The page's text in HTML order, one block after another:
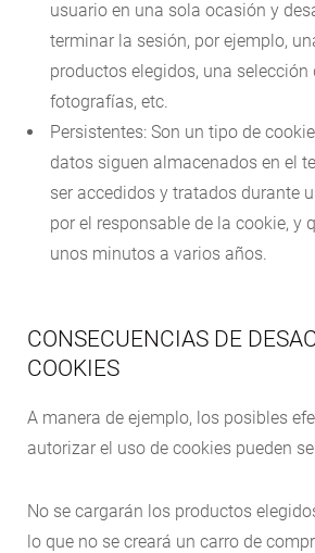
usuario en una sola ocasión y
terminar la sesión, por ejemplo,
productos elegidos, una selección
fotografías, etc.
Persistentes: Son un tipo de
datos siguen almacenados en el
ser accedidos y tratados durante
por el responsable de la cookie, y
unos minutos a varios años.
CONSECUENCIAS DE
COOKIES
A manera de ejemplo, los posibles
autorizar el uso de cookies pueden
No se cargarán los productos
lo que no se creará un carro de